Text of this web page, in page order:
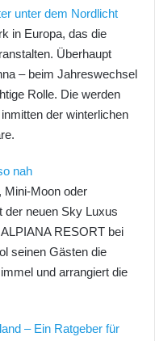
unter dem Nordlicht
in Europa, das die
Überhaupt
– beim Jahreswechsel
Rolle. Die werden
der winterlichen
nah
Mini-Moon oder
der neuen Sky Luxus
RESORT bei
seinen Gästen die
und arrangiert die
– Ein Ratgeber für